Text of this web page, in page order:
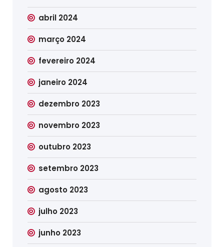
abril 2024
março 2024
fevereiro 2024
janeiro 2024
dezembro 2023
novembro 2023
outubro 2023
setembro 2023
agosto 2023
julho 2023
junho 2023